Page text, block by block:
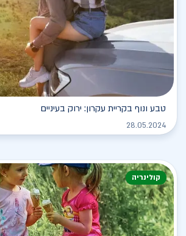
טבע ונוף בקריית עקרון: ירוק בעיניים
28.05.2024
קולינריה